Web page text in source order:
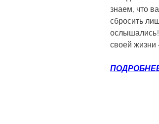
знаем, что
сбросить
ослышались!
своей жизни